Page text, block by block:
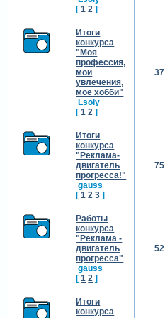
[ 1 2 ]
Итоги
конкурса
"Моя
профессия,
мои
увлечения,
моё хобби"
Lsoly
[ 1 2 ]
37
Итоги
конкурса
"Реклама-
двигатель
прогресса!"
gauss
[ 1 2 3 ]
75
Работы
конкурса
"Реклама -
двигатель
прогресса"
gauss
[ 1 2 ]
52
Итоги
конкурса